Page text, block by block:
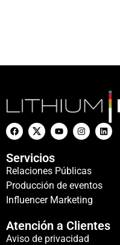
Servicios
Relaciones Públicas
Producción de eventos
Influencer Marketing
Atención a Clientes
Aviso de privacidad